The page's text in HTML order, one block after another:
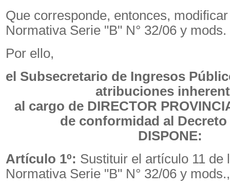
Que corresponde, entonces,
Normativa Serie "B" N° 32/06 y mods.
Por ello,
el Subsecretario de Ingresos
atribuciones
al cargo de DIRECTOR
de conformidad al Decreto
DISPONE:
Artículo 1º: Sustituir el artículo 11 de
Normativa Serie "B" N° 32/06 y